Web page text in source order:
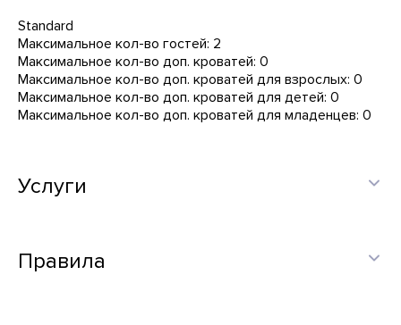
Standard
Максимальное кол-во гостей: 2
Максимальное кол-во доп. кроватей: 0
Максимальное кол-во доп. кроватей для взрослых: 0
Максимальное кол-во доп. кроватей для детей: 0
Максимальное кол-во доп. кроватей для младенцев: 0
Услуги
Правила